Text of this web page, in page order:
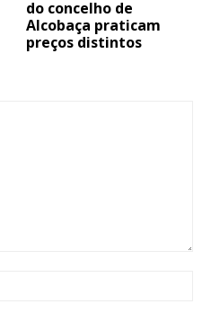
do concelho de
Alcobaça praticam
preços distintos